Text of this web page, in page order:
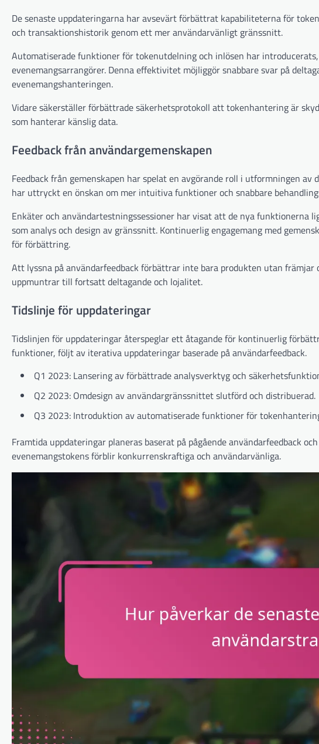
De senaste uppdateringarna har avsevärt förbättrat kapabiliteterna för
och transaktionshistorik genom ett mer användarvänligt gränssnitt.
Automatiserade funktioner för tokenutdelning och inlösen har
evenemangsarrangörer. Denna effektivitet möjliggör snabbare svar på
evenemangshanteringen.
Vidare säkerställer förbättrade säkerhetsprotokoll att tokenhantering är
som hanterar känslig data.
Feedback från användargemenskapen
Feedback från gemenskapen har spelat en avgörande roll i utformningen
har uttryckt en önskan om mer intuitiva funktioner och snabbare
Enkäter och användartestningssessioner har visat att de nya funktionerna
som analys och design av gränssnitt. Kontinuerlig engagemang med
för förbättring.
Att lyssna på användarfeedback förbättrar inte bara produkten utan främjar
uppmuntrar till fortsatt deltagande och lojalitet.
Tidslinje för uppdateringar
Tidslinjen för uppdateringar återspeglar ett åtagande för kontinuerlig
funktioner, följt av iterativa uppdateringar baserade på användarfeedback.
Q1 2023: Lansering av förbättrade analysverktyg och
Q2 2023: Omdesign av användargränssnittet slutförd och distribuerad.
Q3 2023: Introduktion av automatiserade funktioner för
Framtida uppdateringar planeras baserat på pågående användarfeedback
evenemangstokens förblir konkurrenskraftiga och användarvänliga.